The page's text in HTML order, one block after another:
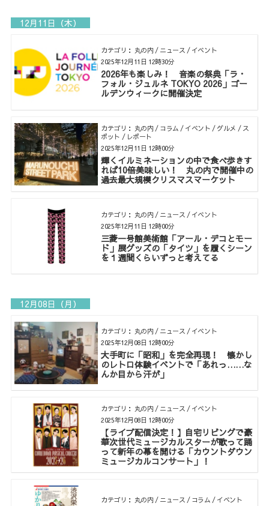
12月11日（木）
カテゴリ： 丸の内 / ニュース / イベント
2026年も楽しみ！ 音楽の祭典「ラ・
フォル・ジュルネ TOKYO 2026」ゴー
ルデンウィークに開催決定
2025年12月11日 12時30分
カテゴリ： 丸の内 / コラム / イベント / グルメ / ス
ポット / レポート
輝くイルミネーションの中で食べ歩きす
れば10倍美味しい！ 丸の内で開催中の
過去最大規模クリスマスマーケット
2025年12月11日 12時00分
カテゴリ： 丸の内 / ニュース / イベント
三菱一号館美術館「アール・デコとモー
ド」展グッズの「タイツ」を履くシーン
を１週間くらいずっと考えてる
2025年12月11日 12時00分
12月08日（月）
カテゴリ： 丸の内 / ニュース / イベント
大手町に「昭和」を完全再現！ 懐かし
のレトロ体験イベントで「あれっ……な
んか目から汗が」
2025年12月08日 12時00分
カテゴリ： 丸の内 / ニュース / イベント
【ライブ配信決定！】自宅リビングで豪
華次世代ミュージカルスターが歌って踊
って新年の幕を開ける「カウントダウン
ミュージカルコンサート」！
2025年12月08日 12時00分
カテゴリ： 丸の内 / ニュース / コラム / イベント